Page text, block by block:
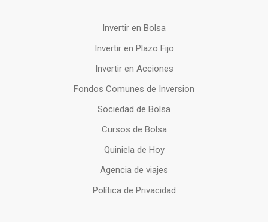
Invertir en Bolsa
Invertir en Plazo Fijo
Invertir en Acciones
Fondos Comunes de Inversion
Sociedad de Bolsa
Cursos de Bolsa
Quiniela de Hoy
Agencia de viajes
Política de Privacidad